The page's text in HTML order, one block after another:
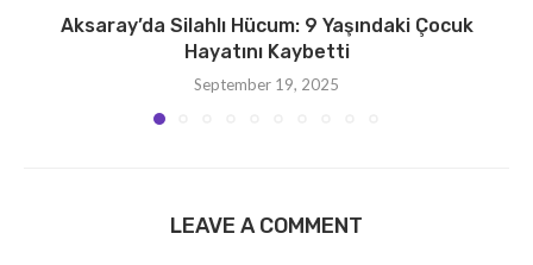
Aksaray’da Silahlı Hücum: 9 Yaşındaki Çocuk
Hayatını Kaybetti
September 19, 2025
LEAVE A COMMENT